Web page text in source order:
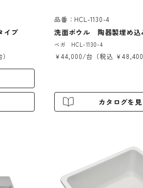
イプ
品番：HCL-1130-4
洗面ボウル 陶器製埋め込
ベガ HCL-1130-4
￥44,000/台（税込 ￥
カタログを見